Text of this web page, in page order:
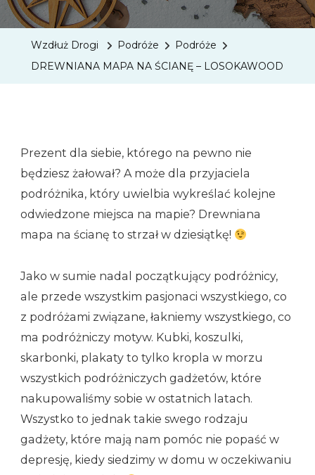
MAPA
Wzdłuż Drogi Podróże
Podróże
DREWNIANA MAPA NA ŚCIANĘ – LOSOKAWOOD
Prezent dla siebie, którego na pewno nie
będziesz żałował? A może dla przyjaciela
podróżnika, który uwielbia wykreślać kolejne
odwiedzone miejsca na mapie? Drewniana
mapa na ścianę to strzał w dziesiątkę!
Jako w sumie nadal początkujący podróżnicy,
ale przede wszystkim pasjonaci wszystkiego, co
z podróżami związane, łakniemy wszystkiego, co
ma podróżniczy motyw. Kubki, koszulki,
skarbonki, plakaty to tylko kropla w morzu
wszystkich podróżniczych gadżetów, które
nakupowaliśmy sobie w ostatnich latach.
Wszystko to jednak takie swego rodzaju
gadżety, które mają nam pomóc nie popaść w
depresję, kiedy siedzimy w domu w oczekiwaniu